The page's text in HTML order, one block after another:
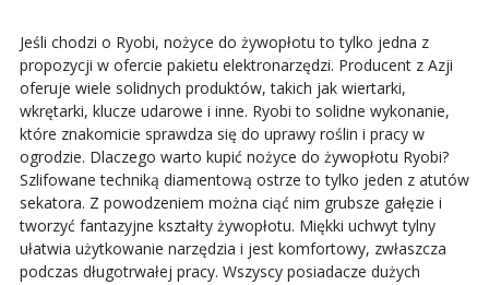
Jeśli chodzi o Ryobi, nożyce do żywopłotu to tylko jedna z
propozycji w ofercie pakietu elektronarzędzi. Producent z Azji
oferuje wiele solidnych produktów, takich jak wiertarki,
wkrętarki, klucze udarowe i inne. Ryobi to solidne wykonanie,
które znakomicie sprawdza się do uprawy roślin i pracy w
ogrodzie. Dlaczego warto kupić nożyce do żywopłotu Ryobi?
Szlifowane techniką diamentową ostrze to tylko jeden z atutów
sekatora. Z powodzeniem można ciąć nim grubsze gałęzie i
tworzyć fantazyjne kształty żywopłotu. Miękki uchwyt tylny
ułatwia użytkowanie narzędzia i jest komfortowy, zwłaszcza
podczas długotrwałej pracy. Wszyscy posiadacze dużych